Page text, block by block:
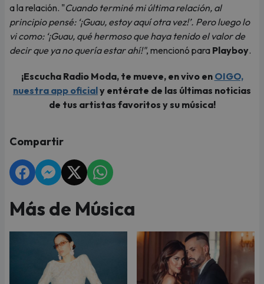
a la relación. "Cuando terminé mi última relación, al
principio pensé: ‘¡Guau, estoy aquí otra vez!’. Pero luego lo
vi como: ‘¡Guau, qué hermoso que haya tenido el valor de
decir que ya no quería estar ahí!", mencionó para Playboy.
¡Escucha Radio Moda, te mueve, en vivo en OIGO,
nuestra app oficialy entérate de las últimas noticias
de tus artistas favoritos y su música!
Compartir
Más de Música